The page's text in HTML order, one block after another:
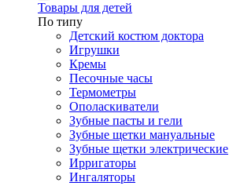
Товары для детей
По типу
Детский костюм доктора
Игрушки
Кремы
Песочные часы
Термометры
Ополаскиватели
Зубные пасты и гели
Зубные щетки мануальные
Зубные щетки электрические
Ирригаторы
Ингаляторы